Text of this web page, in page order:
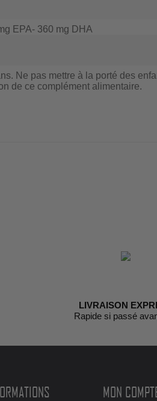
EPA- 360 mg DHA
Ne pas mettre à la porté des
de ce complément alimentaire.
LIVRAISON
Rapide si passé
MON